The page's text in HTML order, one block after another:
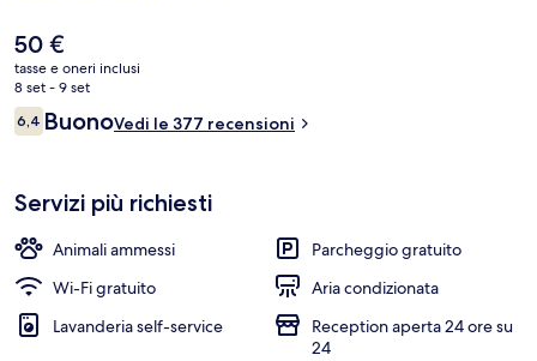
Il
prezzo
attuale
è
50 €
50 €
tasse e oneri inclusi
8 set - 9 set
Recensioni
6,46,4 su 10
BuonoVedi le 377 recensioni
Servizi più richiesti
Animali ammessi
Parcheggio gratuito
Wi-Fi gratuito
Aria condizionata
Lavanderia self-service
Reception aperta 24 ore su
24